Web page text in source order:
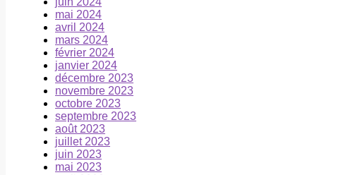
mai 2024
avril 2024
mars 2024
février 2024
janvier 2024
décembre 2023
novembre 2023
octobre 2023
septembre 2023
août 2023
juillet 2023
juin 2023
mai 2023